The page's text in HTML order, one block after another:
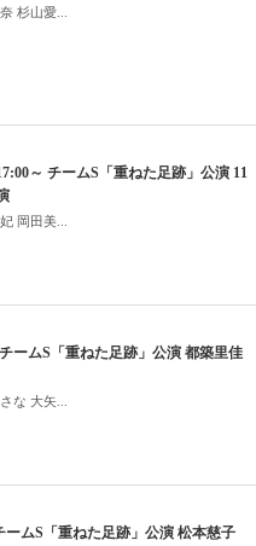
杉山愛...
～ チームS「重ねた足跡」公演 11
岡田美...
ームS「重ねた足跡」公演 都築里佳
な 大矢...
ームS「重ねた足跡」公演 松本慈子